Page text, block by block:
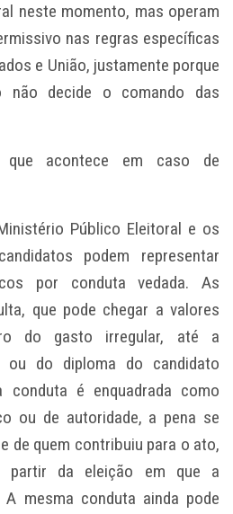
neste momento, mas operam
nas regras específicas
e União, justamente porque
não decide o comando das
acontece em caso de
Público Eleitoral e os
podem representar
por conduta vedada. As
que pode chegar a valores
do gasto irregular, até a
ou do diploma do candidato
conduta é enquadrada como
ou de autoridade, a pena se
de quem contribuiu para o ato,
da eleição em que a
A mesma conduta ainda pode